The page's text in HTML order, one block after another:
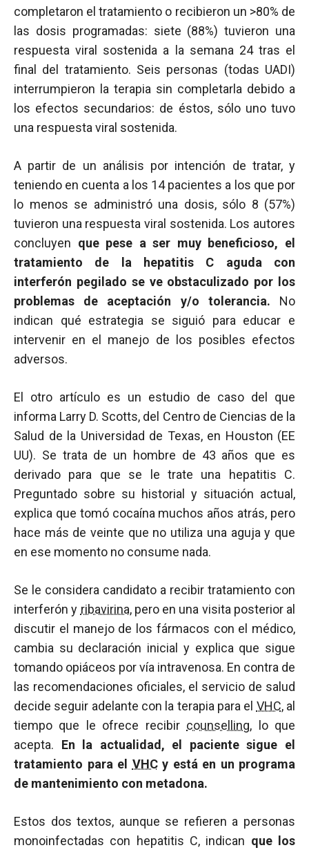
completaron el tratamiento o recibieron un >80% de
las dosis programadas: siete (88%) tuvieron una
respuesta viral sostenida a la semana 24 tras el
final del tratamiento. Seis personas (todas UADI)
interrumpieron la terapia sin completarla debido a
los efectos secundarios: de éstos, sólo uno tuvo
una respuesta viral sostenida.
A partir de un análisis por intención de tratar, y
teniendo en cuenta a los 14 pacientes a los que por
lo menos se administró una dosis, sólo 8 (57%)
tuvieron una respuesta viral sostenida. Los autores
concluyen que pese a ser muy beneficioso, el
tratamiento de la hepatitis C aguda con
interferón pegilado se ve obstaculizado por los
problemas de aceptación y/o tolerancia. No
indican qué estrategia se siguió para educar e
intervenir en el manejo de los posibles efectos
adversos.
El otro artículo es un estudio de caso del que
informa Larry D. Scotts, del Centro de Ciencias de la
Salud de la Universidad de Texas, en Houston (EE
UU). Se trata de un hombre de 43 años que es
derivado para que se le trate una hepatitis C.
Preguntado sobre su historial y situación actual,
explica que tomó cocaína muchos años atrás, pero
hace más de veinte que no utiliza una aguja y que
en ese momento no consume nada.
Se le considera candidato a recibir tratamiento con
interferón y ribavirina, pero en una visita posterior al
discutir el manejo de los fármacos con el médico,
cambia su declaración inicial y explica que sigue
tomando opiáceos por vía intravenosa. En contra de
las recomendaciones oficiales, el servicio de salud
decide seguir adelante con la terapia para el VHC, al
tiempo que le ofrece recibir counselling, lo que
acepta. En la actualidad, el paciente sigue el
tratamiento para el VHCy está en un programa
de mantenimiento con metadona.
Estos dos textos, aunque se refieren a personas
monoinfectadas con hepatitis C, indican que los